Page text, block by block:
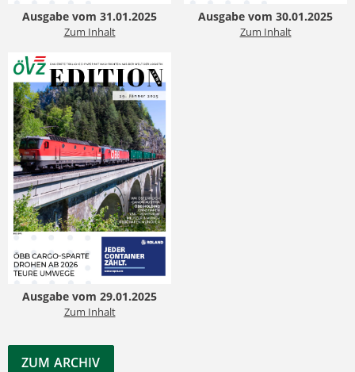
Ausgabe vom 31.01.2025
Zum Inhalt
Ausgabe vom 30.01.2025
Zum Inhalt
Ausgabe vom 29.01.2025
Zum Inhalt
ZUM ARCHIV